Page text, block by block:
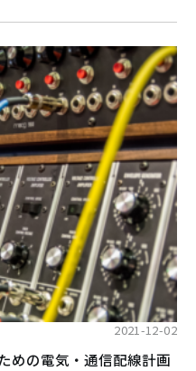
2021-12-02
めの電気・通信配線計画